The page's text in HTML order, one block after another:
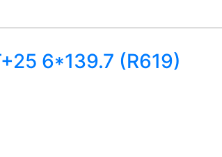
6*139.7 (R619)